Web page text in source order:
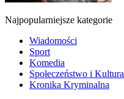
Najpopularniejsze kategorie
Wiadomości
Sport
Komedia
Społeczeństwo i Kultura
Kronika Kryminalna